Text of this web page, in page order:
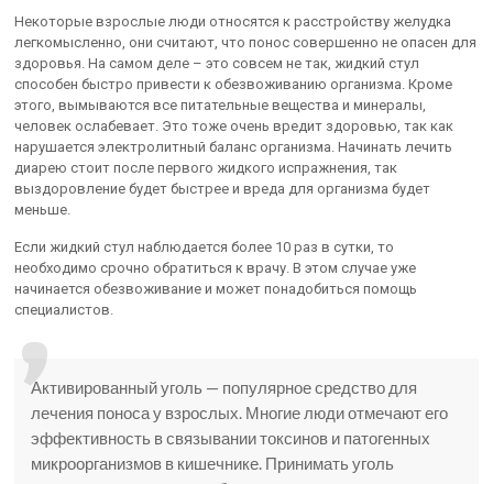
Некоторые взрослые люди относятся к расстройству желудка
легкомысленно, они считают, что понос совершенно не опасен для
здоровья. На самом деле – это совсем не так, жидкий стул
способен быстро привести к обезвоживанию организма. Кроме
этого, вымываются все питательные вещества и минералы,
человек ослабевает. Это тоже очень вредит здоровью, так как
нарушается электролитный баланс организма. Начинать лечить
диарею стоит после первого жидкого испражнения, так
выздоровление будет быстрее и вреда для организма будет
меньше.
Если жидкий стул наблюдается более 10 раз в сутки, то
необходимо срочно обратиться к врачу. В этом случае уже
начинается обезвоживание и может понадобиться помощь
специалистов.
Активированный уголь — популярное средство для
лечения поноса у взрослых. Многие люди отмечают его
эффективность в связывании токсинов и патогенных
микроорганизмов в кишечнике. Принимать уголь